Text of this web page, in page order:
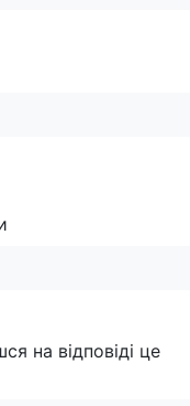
на відповіді це